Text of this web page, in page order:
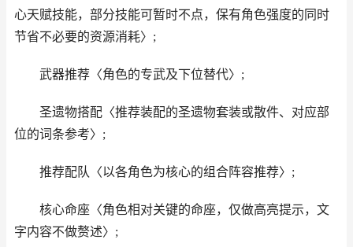
心天赋技能，部分技能可暂时不点，保有角色强度的同时
节省不必要的资源消耗〉;
武器推荐〈角色的专武及下位替代〉;
圣遗物搭配〈推荐装配的圣遗物套装或散件、对应部
位的词条参考〉;
推荐配队〈以各角色为核心的组合阵容推荐〉;
核心命座〈角色相对关键的命座，仅做高亮提示，文
字内容不做赘述〉;